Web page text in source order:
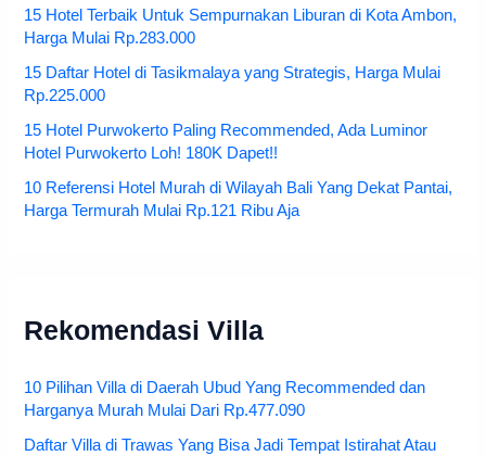
15 Hotel Terbaik Untuk Sempurnakan Liburan di Kota Ambon,
Harga Mulai Rp.283.000
15 Daftar Hotel di Tasikmalaya yang Strategis, Harga Mulai
Rp.225.000
15 Hotel Purwokerto Paling Recommended, Ada Luminor
Hotel Purwokerto Loh! 180K Dapet!!
10 Referensi Hotel Murah di Wilayah Bali Yang Dekat Pantai,
Harga Termurah Mulai Rp.121 Ribu Aja
Rekomendasi Villa
10 Pilihan Villa di Daerah Ubud Yang Recommended dan
Harganya Murah Mulai Dari Rp.477.090
Daftar Villa di Trawas Yang Bisa Jadi Tempat Istirahat Atau